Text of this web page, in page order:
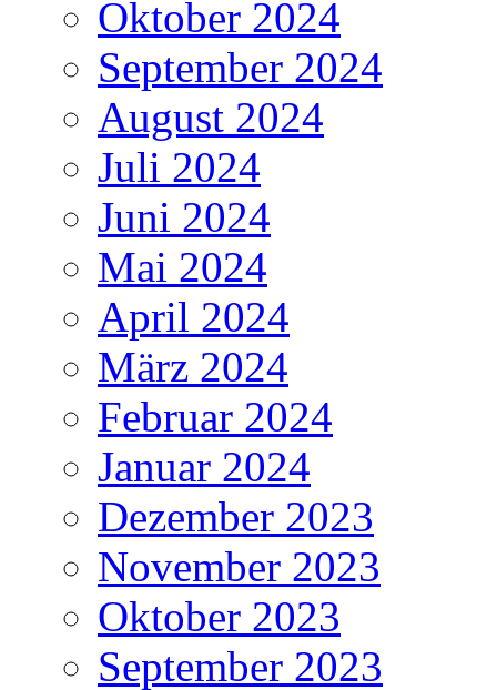
Oktober 2024
September 2024
August 2024
Juli 2024
Juni 2024
Mai 2024
April 2024
März 2024
Februar 2024
Januar 2024
Dezember 2023
November 2023
Oktober 2023
September 2023